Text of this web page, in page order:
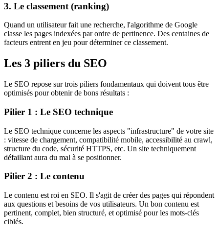
3. Le classement (ranking)
Quand un utilisateur fait une recherche, l'algorithme de Google
classe les pages indexées par ordre de pertinence. Des centaines de
facteurs entrent en jeu pour déterminer ce classement.
Les 3 piliers du SEO
Le SEO repose sur trois piliers fondamentaux qui doivent tous être
optimisés pour obtenir de bons résultats :
Pilier 1 : Le SEO technique
Le SEO technique concerne les aspects "infrastructure" de votre site
: vitesse de chargement, compatibilité mobile, accessibilité au crawl,
structure du code, sécurité HTTPS, etc. Un site techniquement
défaillant aura du mal à se positionner.
Pilier 2 : Le contenu
Le contenu est roi en SEO. Il s'agit de créer des pages qui répondent
aux questions et besoins de vos utilisateurs. Un bon contenu est
pertinent, complet, bien structuré, et optimisé pour les mots-clés
ciblés.